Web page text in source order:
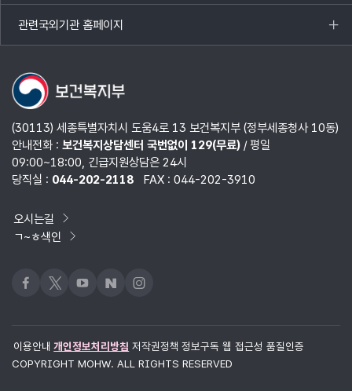
열기
관련국외기관 홈페이지
목록
열기
(30113) 세종특별자치시 도움4로 13 보건복지부 (정부세종청사 10동)
안내전화 : 보건복지상담센터 국번없이 129(무료)/ 평일
09:00~18:00, 긴급지원상담은 24시
당직실 : 044-202-2118 FAX : 044-202-3910
오시는길
ㄱ~ㅎ색인
페이스북
x 유튜브네이버블로그
인스타그램
이용안내 개인정보처리방침 저작권정책 정보구독 웹 접근성 품질인증
COPYRIGHT MOHW. ALL RIGHTS RESERVED